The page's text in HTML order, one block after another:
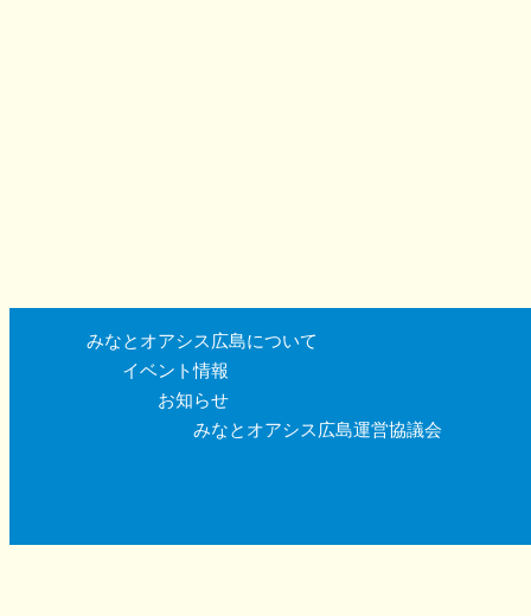
みなとオアシス広島について
イベント情報
お知らせ
みなとオアシス広島運営協議会